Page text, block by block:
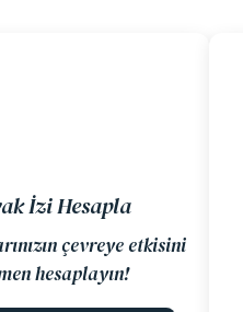
İzi Hesapla
çevreye etkisini
hesaplayın!